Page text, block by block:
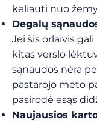
keliauti nuo
Degalų
Jei šis orlaivis
kitas verslo
sąnaudos nėra
pastarojo meto
pasirodė esąs
Naujausios